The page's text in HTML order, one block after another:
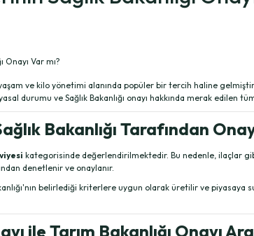
ve kilo yönetimi alanında popüler bir tercih haline
durumu ve Sağlık Bakanlığı onayı hakkında merak edilen
Bakanlığı Tarafından
kategorisinde değerlendirilmektedir. Bu nedenle, ilaçlar
denetlenir ve onaylanır.
belirlediği kriterlere uygun olarak üretilir ve
ile Tarım Bakanlığı Onayı